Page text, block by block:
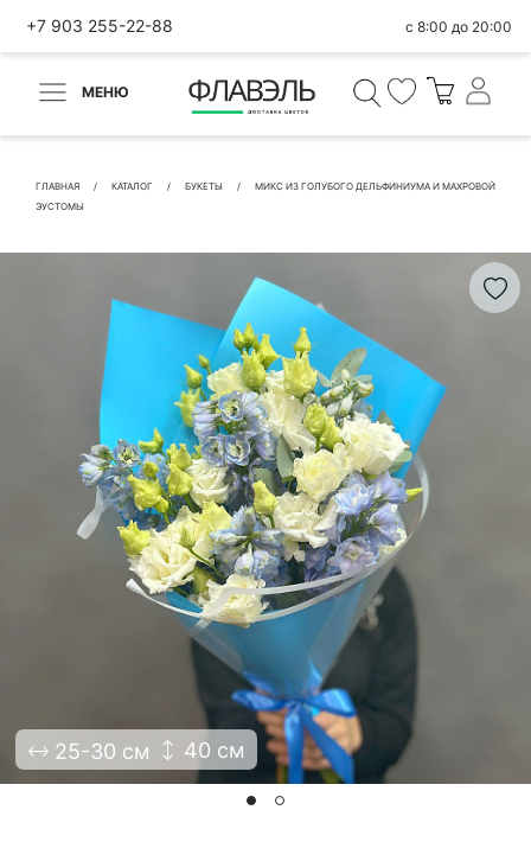
+7 903 255-22-88 с 8:00 до 20:00
МЕНЮ
ГЛАВНАЯ КАТАЛОГ БУКЕТЫ
МИКС ИЗ ГОЛУБОГО ДЕЛЬФИНИУМА И МАХРОВОЙ
ЭУСТОМЫ
25-30 см 40 см
ВЕРНУТЬСЯ
Быстрая покупка
КОНТАКТНЫЕ ДАННЫЕ
БЫСТРАЯ ПОКУПКА
Я принимаю Политику конфиденциальности и
Правила использования сайта ФЛАВЭЛЬ. Мы не
продаем ваши данные и храним их в безопасности